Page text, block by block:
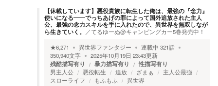
【休載しています】悪役貴族に転生した俺は、最強の『念力』
使いになる――でっちあげの罪によって国外追放された主人
公、最強の念力スキルを手に入れたので、異世界を無双しなが
ら生きていく。
／てるゆーぬ@キャンピングカー5巻発売中！
★6,271 異世界ファンタジー 連載中 321話
350,940文字 2025年10月19日 23:43更新
残酷描写有り 暴力描写有り 性描写有り
男主人公 悪役転生 追放 ざまぁ
主人公最強
スローライフ
もふもふ 異世界